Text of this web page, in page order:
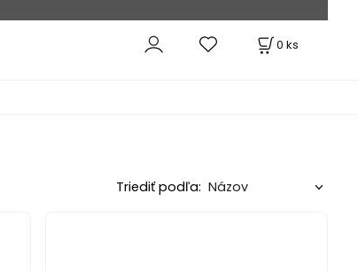
0 ks
Triediť podľa: